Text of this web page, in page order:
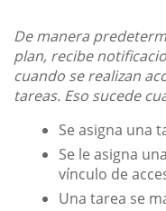
De manera
plan, recibe
cuando se realizan
tareas. Eso sucede
Se asigna una
Se le asigna
vínculo de
Una tarea se